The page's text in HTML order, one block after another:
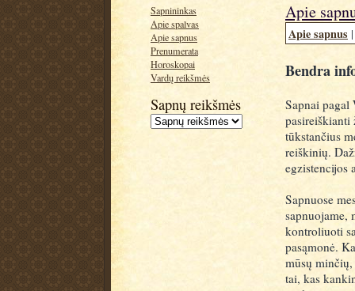
Sapnininkas
Apie spalvas
Apie sapnus
Prenumerata
Horoskopai
Vardų reikšmės
Sapnų reikšmės
Apie
Apie sapnus
Bendra
Sapnai
pasireiškianti
tūkstančius
reiškinių.
egzistencijos
Sapnuose
sapnuojame,
kontroliuoti
pasąmonė.
mūsų
tai, kas